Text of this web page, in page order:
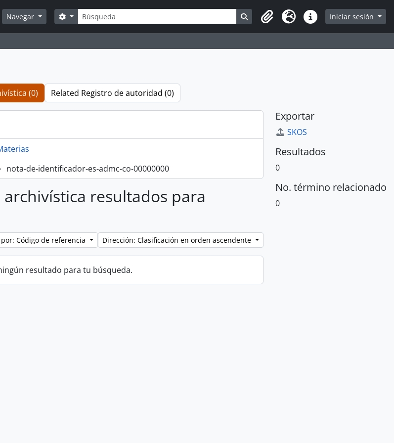
Navegar
Búsqueda
Search options Search in browse page
Portapapeles
Idioma Enlaces rápidos
Iniciar sesión
(0) Related Registro de autoridad (0)
nota-de-identificador-es-admc-co-00000000
resultados para
Código de referencia Dirección: Clasificación en orden ascendente
resultado para tu búsqueda.
Exportar
SKOS
Resultados
0
No. término relacionado
0